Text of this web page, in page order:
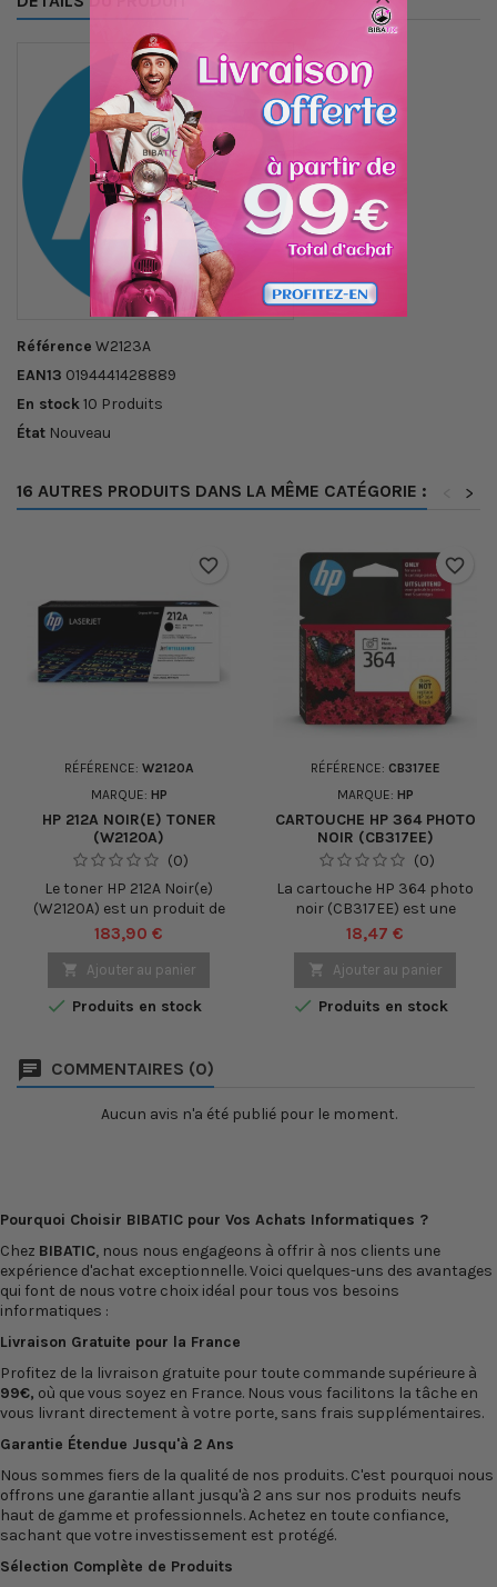
Référence W2123A
EAN13 0194441428889
En stock10 Produits
État Nouveau
16 AUTRES PRODUITS DANS LA MÊME CATÉGORIE : >
RÉFÉRENCE: W2120A
MARQUE: HP
HP 212A NOIR(E) TONER
(W2120A)
(0)
Le toner HP 212A Noir(e)
(W2120A) est un produit de
haute qualité conçu pour
les imprimantes HP
LaserJet Pro. Ce toner
d'origine HP offre des
impressions nettes et
tous vos besoins
d'impression
professionnels. Le toner HP
Prix
183,90 €
 Ajouter au panier
 Produits en stock
favorite_border
RÉFÉRENCE: CB317EE
MARQUE: HP
CARTOUCHE HP 364 PHOTO
NOIR (CB317EE)
(0)
La cartouche HP 364 photo
noir (CB317EE) est une
cartouche d'encre de haute
qualité conçue pour les
imprimantes HP
compatibles. Elle est idéale
pour l'impression de photos
est de 130 pages environ, ce
Prix
18,47 €
 Ajouter au panier
 Produits en stock
favorite_border
COMMENTAIRES (0)
Aucun avis n'a été publié pour le moment.
Pourquoi Choisir BIBATIC pour Vos Achats Informatiques ?
Chez BIBATIC, nous nous engageons à offrir à nos clients une
expérience d'achat exceptionnelle. Voici quelques-uns des avantages
qui font de nous votre choix idéal pour tous vos besoins
informatiques :
Livraison Gratuite pour la France
Profitez de la livraison gratuite pour toute commande supérieure à
99€, où que vous soyez en France. Nous vous facilitons la tâche en
vous livrant directement à votre porte, sans frais supplémentaires.
Garantie Étendue Jusqu'à 2 Ans
Nous sommes fiers de la qualité de nos produits. C'est pourquoi nous
offrons une garantie allant jusqu'à 2 ans sur nos produits neufs
haut de gamme et professionnels. Achetez en toute confiance,
sachant que votre investissement est protégé.
Sélection Complète de Produits